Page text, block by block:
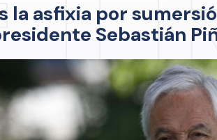
la asfixia por
Sebastián